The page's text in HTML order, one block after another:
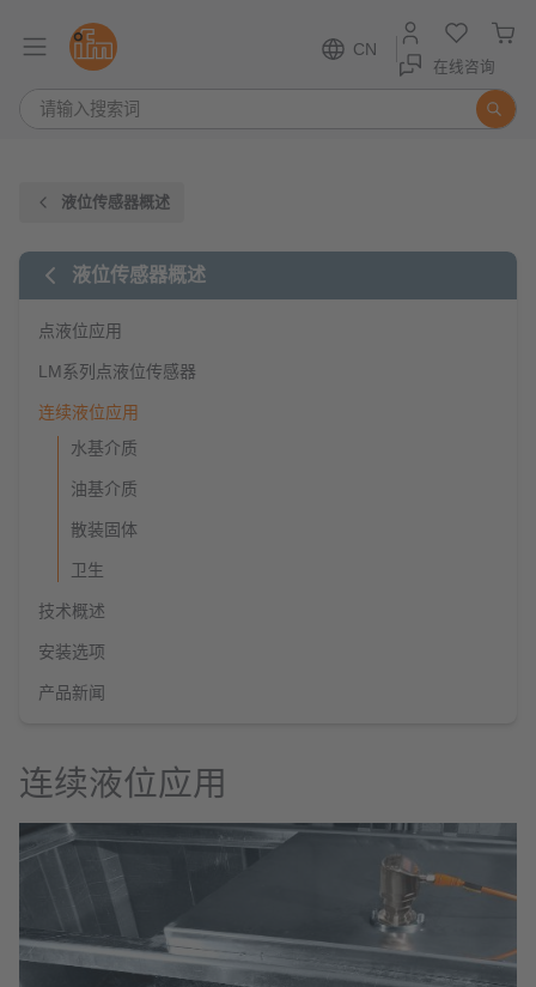
CN
在线咨询
液位传感器概述
液位传感器概述
点液位应用
LM系列点液位传感器
连续液位应用
水基介质
油基介质
散装固体
卫生
技术概述
安装选项
产品新闻
连续液位应用